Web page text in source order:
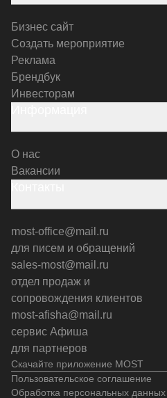
Скачайте приложение MOST
Бизнес сайт
Создать мероприятие
Реклама
Брендбук
Инвесторам
О нас
Вакансии
most-office@mail.ru
для писем и обращений
sales-most@mail.ru
отдел продаж и
сопровождения клиентов
most-afisha@mail.ru
сервис Афиша
для партнеров
Пользовательское соглашение
Обработка персональных данных